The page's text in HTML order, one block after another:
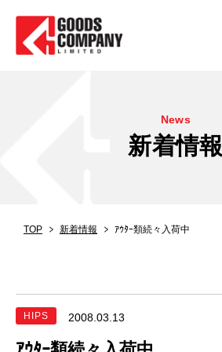
News
新着情報
TOP 新着情報 ｱｳﾀｰ類続々入荷中
HIPS 2008.03.13